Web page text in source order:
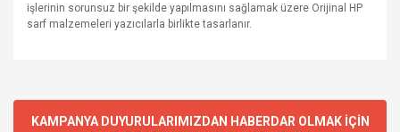
işlerinin sorunsuz bir şekilde yapılmasını sağlamak üzere Orijinal HP
sarf malzemeleri yazıcılarla birlikte tasarlanır.
KAMPANYA DUYURULARIMIZDAN HABERDAR OLMAK İÇİN